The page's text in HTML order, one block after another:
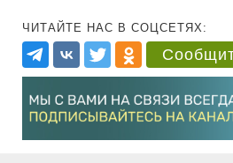
ЧИТАЙТЕ НАС В СОЦСЕТЯХ: